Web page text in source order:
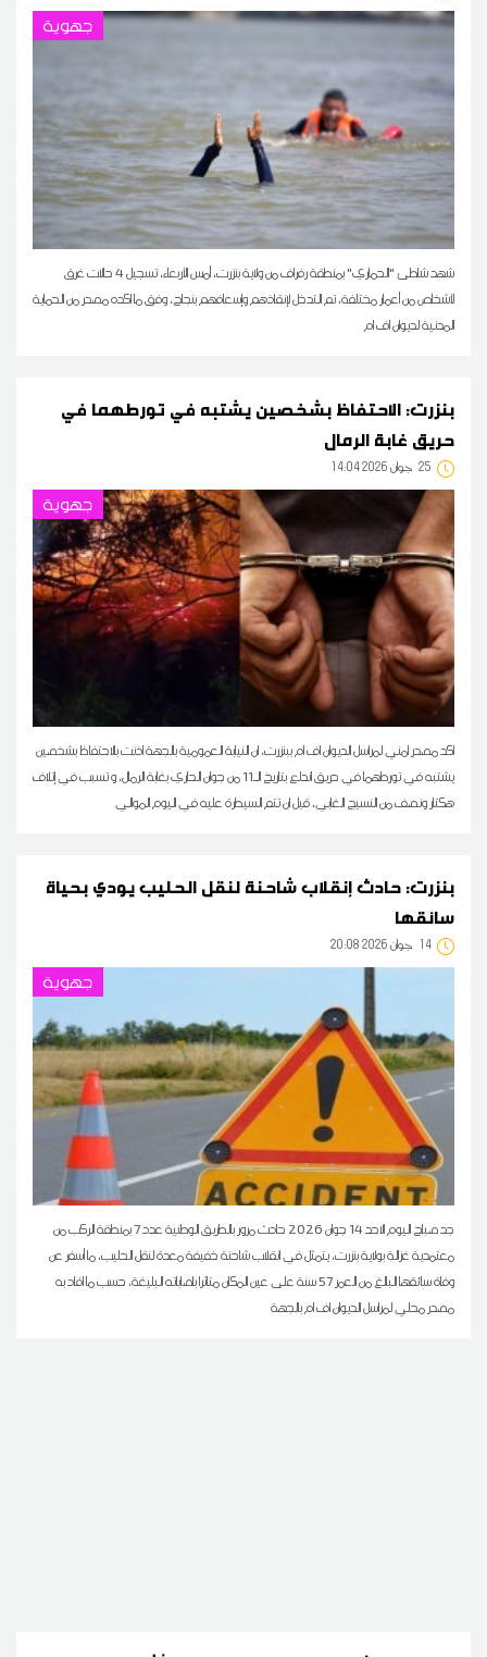
جهوية
شهد شاطئ "الحماري" بمنطقة رفراف من ولاية بنزرت، أمس الأربعاء، تسجيل 4 حالات غرق
لأشخاص من أعمار مختلفة، تم التدخل لإنقاذهم وإسعافهم بنجاح، وفق ما اكده مصدر من الحماية
المدنية لديوان اف ام
بنزرت: الاحتفاظ بشخصين يشتبه في تورطهما في
حريق غابة الرمال
25 14:04 2026 جوان
جهوية
اكد مصدر امني لمراسل الديوان اف ام ببنزرت، ان النيابة العمومية بالجهة اذنت بالاحتفاظ بشخصين
يشتبه في تورطهما في حريق اندلع بتاريخ الـ11 من جوان الحاري بغابة الرمال، و تسبب في إتلاف
هكتار ونصف من النسيج الغابي، قبل ان تتم السيطرة عليه في اليوم الموالي
بنزرت: حادث إنقلاب شاحنة لنقل الحليب يودي بحياة
سائقها
14 20:08 2026 جوان
جهوية
جد صباح اليوم الاحد 14 جوان 2026 حادث مرور بالطريق الوطنية عدد 7 بمنطقة الركب من
معتمدية غزالة بولاية بنزرت، يتمثل في انقلاب شاحنة خفيفة معدة لنقل الحليب، ما أسفر عن
وفاة سائقها البالغ من العمر 57 سنة على عين المكان متاثرا باصاباته البليغة، حسب ما افاد به
مصدر محلي لمراسل الديوان اف ام بالجهة